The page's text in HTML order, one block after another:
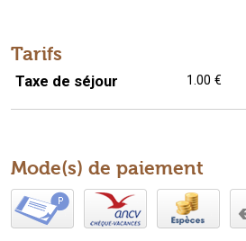
Tarifs
Taxe de séjour 1.00 €
Mode(s) de paiement